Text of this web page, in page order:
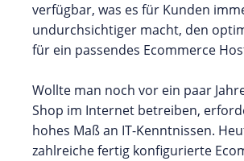
verfügbar, was es für Kunden
undurchsichtiger macht, den
für ein passendes Ecommerce
Wollte man noch vor ein paar
Shop im Internet betreiben,
hohes Maß an IT-Kenntnissen.
zahlreiche fertig konfigurierte